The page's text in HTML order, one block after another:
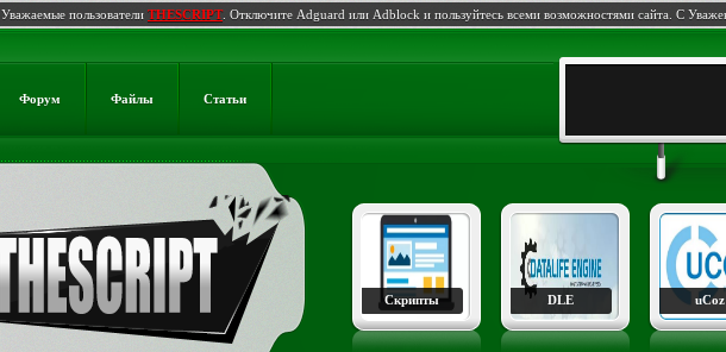
Уважаемые пользователи THESCRIPT. Отключите Adguard или Adblock и пользуйтесь всеми возможностями сайта. С
Форум Файлы Статьи
Скрипты DLE uCoz